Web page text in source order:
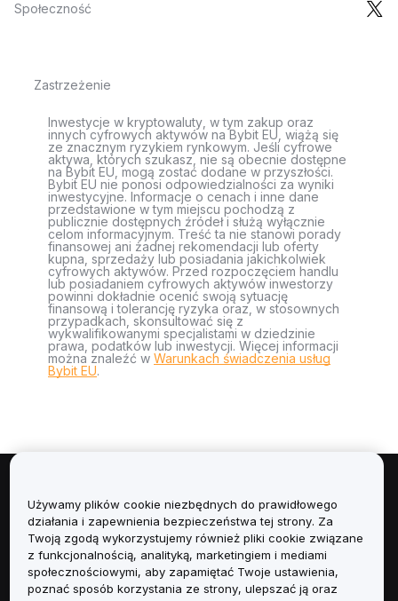
Społeczność
Zastrzeżenie
Inwestycje w kryptowaluty, w tym zakup oraz
innych cyfrowych aktywów na Bybit EU, wiążą się
ze znacznym ryzykiem rynkowym. Jeśli cyfrowe
aktywa, których szukasz, nie są obecnie dostępne
na Bybit EU, mogą zostać dodane w przyszłości.
Bybit EU nie ponosi odpowiedzialności za wyniki
inwestycyjne. Informacje o cenach i inne dane
przedstawione w tym miejscu pochodzą z
publicznie dostępnych źródeł i służą wyłącznie
celom informacyjnym. Treść ta nie stanowi porady
finansowej ani żadnej rekomendacji lub oferty
kupna, sprzedaży lub posiadania jakichkolwiek
cyfrowych aktywów. Przed rozpoczęciem handlu
lub posiadaniem cyfrowych aktywów inwestorzy
powinni dokładnie ocenić swoją sytuację
finansową i tolerancję ryzyka oraz, w stosownych
przypadkach, skonsultować się z
wykwalifikowanymi specjalistami w dziedzinie
prawa, podatków lub inwestycji. Więcej informacji
można znaleźć w Warunkach świadczenia usług
Bybit EU.
Informacje
Usługi
Obsługa Klienta
Używamy plików cookie niezbędnych do prawidłowego
działania i zapewnienia bezpieczeństwa tej strony. Za
Twoją zgodą wykorzystujemy również pliki cookie związane
z funkcjonalnością, analityką, marketingiem i mediami
społecznościowymi, aby zapamiętać Twoje ustawienia,
poznać sposób korzystania ze strony, ulepszać ją oraz